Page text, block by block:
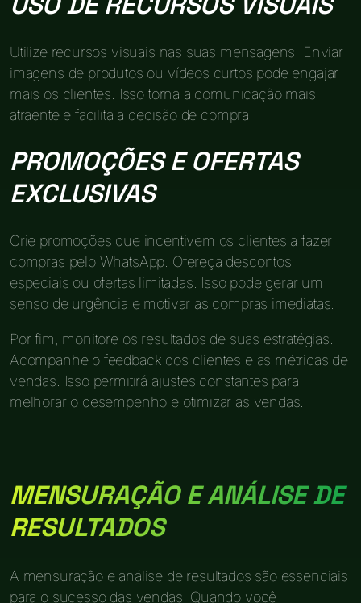
Utilize recursos visuais nas suas mensagens. Enviar
imagens de produtos ou vídeos curtos pode engajar
mais os clientes. Isso torna a comunicação mais
atraente e facilita a decisão de compra.
PROMOÇÕES E OFERTAS
EXCLUSIVAS
Crie promoções que incentivem os clientes a fazer
compras pelo WhatsApp. Ofereça descontos
especiais ou ofertas limitadas. Isso pode gerar um
senso de urgência e motivar as compras imediatas.
Por fim, monitore os resultados de suas estratégias.
Acompanhe o feedback dos clientes e as métricas de
vendas. Isso permitirá ajustes constantes para
melhorar o desempenho e otimizar as vendas.
MENSURAÇÃO E ANÁLISE DE
RESULTADOS
A mensuração e análise de resultados são essenciais
para o sucesso das vendas. Quando você